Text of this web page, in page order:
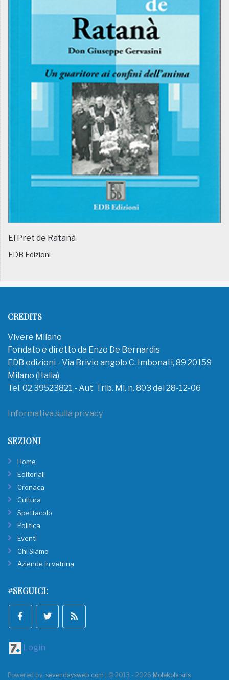
El Pret de Ratanà
EDB Edizioni
CREDITS
Vivere Milano
Fondato e diretto da Enzo De Bernardis
EDB edizioni - Via Brivio angolo C. Imbonati, 89 20159
Milano (Italia)
Tel. 02.39523821 - Aut. Trib. Mi. n. 803 del 28-12-06
Informativa sulla privacy
SEZIONI
Home
Editoriali
Cronaca
Cultura
Spettacolo
Politica
Eventi
Chi Siamo
Aziende in vetrina
#SEGUICI:
Login
Powered by: sevendaysweb.com | © 2013 - 2026 Molekola srls